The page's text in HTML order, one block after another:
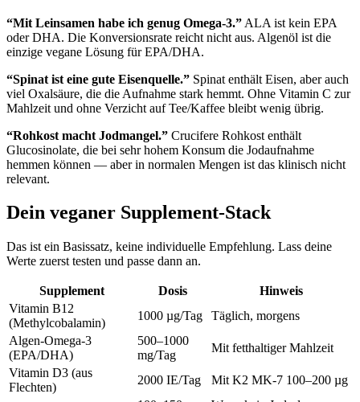
“Mit Leinsamen habe ich genug Omega-3.” ALA ist kein EPA
oder DHA. Die Konversionsrate reicht nicht aus. Algenöl ist die
einzige vegane Lösung für EPA/DHA.
“Spinat ist eine gute Eisenquelle.” Spinat enthält Eisen, aber auch
viel Oxalsäure, die die Aufnahme stark hemmt. Ohne Vitamin C zur
Mahlzeit und ohne Verzicht auf Tee/Kaffee bleibt wenig übrig.
“Rohkost macht Jodmangel.” Crucifere Rohkost enthält
Glucosinolate, die bei sehr hohem Konsum die Jodaufnahme
hemmen können — aber in normalen Mengen ist das klinisch nicht
relevant.
Dein veganer Supplement-Stack
Das ist ein Basissatz, keine individuelle Empfehlung. Lass deine
Werte zuerst testen und passe dann an.
Supplement Dosis
Hinweis
Vitamin B12
(Methylcobalamin)
1000 µg/Tag
Täglich, morgens
Algen-Omega-3
(EPA/DHA)
500–1000
mg/Tag
Mit fetthaltiger Mahlzeit
Vitamin D3 (aus
Flechten)
2000 IE/Tag Mit K2 MK-7 100–200 µg